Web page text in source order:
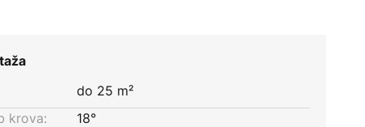
do 25 m²
krova:
18°